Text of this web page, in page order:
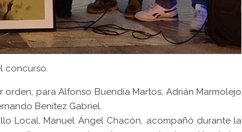
concurso.
para Alfonso Buendía Martos, Adrián Marmolejo
Benítez Gabriel.
Local, Manuel Ángel Chacón, acompañó durante la